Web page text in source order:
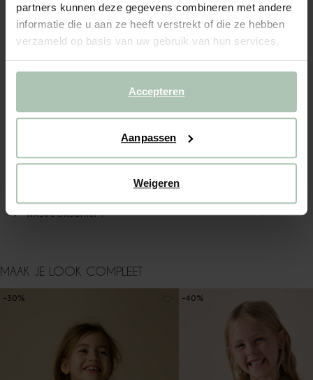
partners kunnen deze gegevens combineren met andere
informatie die u aan ze heeft verstrekt of die ze hebben
verzameld op basis van uw gebruik van hun services.
Accepteren
Aanpassen
Weigeren
OMSCHRIJVING
broekspijpen met plooidetails. Materiaal: 100% twill katoen.
ALLES OVER DIT PRODUCT
MAATTABEL
WASVOORSCHRIFT
MAAK JE LOOK COMPLEET
-30% -40%